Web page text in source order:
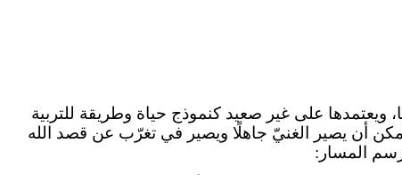
ويعتمدها على غير صعيد كنموذج حياة وطريقة للتربية
أن يصير الغنيّ جاهلًا ويصير في تغرّب عن قصد الله
المسار: